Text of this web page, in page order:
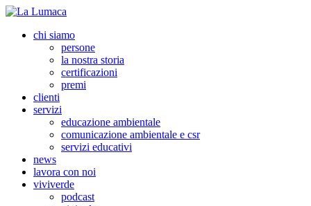
chi siamo
persone
la nostra storia
certificazioni
premi
clienti
servizi
educazione ambientale
comunicazione ambientale e csr
servizi educativi
news
lavora con noi
viviverde
podcast